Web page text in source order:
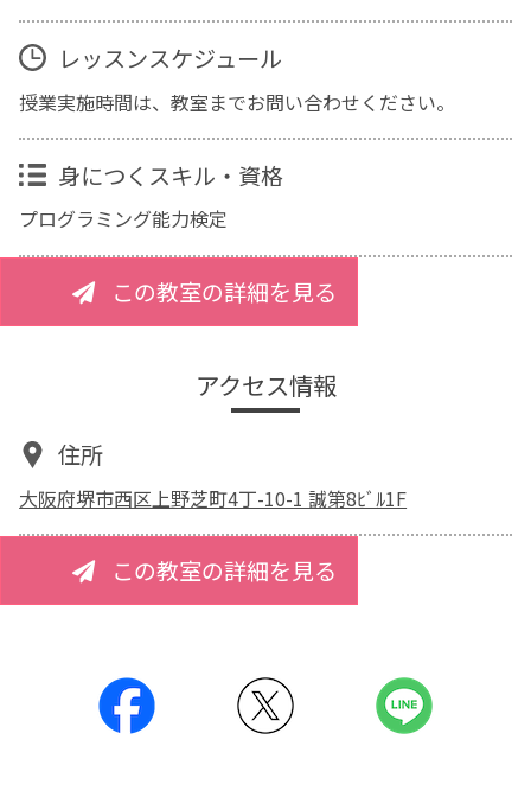
レッスンスケジュール
授業実施時間は、教室までお問い合わせください。
身につくスキル・資格
プログラミング能力検定
この教室の詳細を見る
アクセス情報
住所
大阪府堺市西区上野芝町4丁-10-1 誠第8ﾋﾞﾙ1F
この教室の詳細を見る